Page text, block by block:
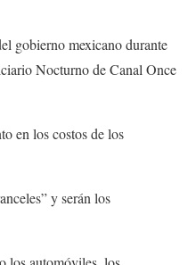
gobierno mexicano durante
Nocturno de Canal Once
en los costos de los
y serán los